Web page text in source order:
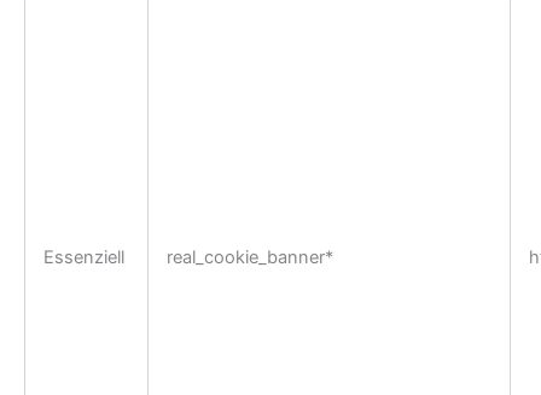
Essenziell real_cookie_banner*